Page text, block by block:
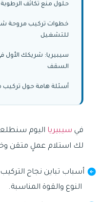
حلول منع تكاثف الرطوبة
خطوات تركيب
للتشغيل
سيبيريا: شريكك الأول
السقف
أسئلة هامة حول
في سيبيريا اليوم
لك استلام عملٍ متقن
أسباب تباين نجاح التركيب
النوع والقوة المناسبة.